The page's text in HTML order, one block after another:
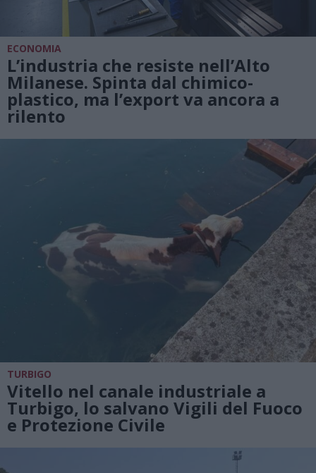
ECONOMIA
L’industria che resiste nell’Alto
Milanese. Spinta dal chimico-
plastico, ma l’export va ancora a
rilento
TURBIGO
Vitello nel canale industriale a
Turbigo, lo salvano Vigili del Fuoco
e Protezione Civile